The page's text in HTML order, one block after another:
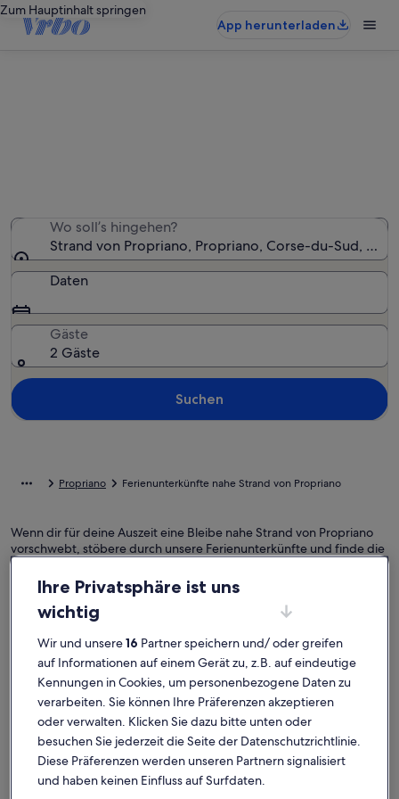
Zum Hauptinhalt springen
App herunterladen
Wo soll’s hingehen?
Strand von Propriano, Propriano, Corse-du-Sud,
Daten
Gäste
2 Gäste
Suchen
Propriano Ferienunterkünfte nahe Strand von Propriano
Wenn dir für deine Auszeit eine Bleibe nahe Strand von Propriano
vorschwebt, stöbere durch unsere Ferienunterkünfte und finde die
perfekte Ausgangsbasis. Egal, mit wem du deine Ferienunterkunft
buchst, ob mit Freunden, Familie oder deinem Haustier, du kannst
dich auf all die Annehmlichkeiten freuen, die du dir wünschst. Dazu
gehören möglicherweise ein Parkplatz und ein Pool. Wovon du auch
allen zusagt und jedermanns Erwartungen gerecht wird – das
Angebot bei uns ist vielfältig und umfasst barrierearme oder
Nichtraucheroptionen.
Finde Unterkünfte ganz nach deinem
Geschmack
Ihre Privatsphäre ist uns
wichtig
Wir und unsere16 Partner speichern und/ oder greifen
auf Informationen auf einem Gerät zu, z.B. auf eindeutige
Kennungen in Cookies, um personenbezogene Daten zu
verarbeiten. Sie können Ihre Präferenzen akzeptieren
oder verwalten. Klicken Sie dazu bitte unten oder
besuchen Sie jederzeit die Seite der Datenschutzrichtlinie.
Diese Präferenzen werden unseren Partnern signalisiert
und haben keinen Einfluss auf Surfdaten.